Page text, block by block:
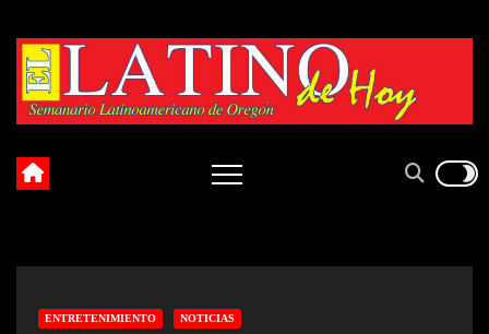
content
ENTRETENIMIENTO NOTICIAS